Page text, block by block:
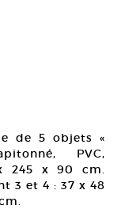
de 5 objets «
PVC,
245 x 90 cm.
3 et 4 : 37 x 48